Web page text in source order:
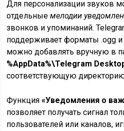
Для персонализации звуков
отдельныемелодии
звонков и упоминаний.
поддерживает форматы .ogg
можно добавлять вручную в
%AppData%\Telegram
соответствующую
Функция«Уведомления о
позволяет получать сигнал
пользователей или каналов,